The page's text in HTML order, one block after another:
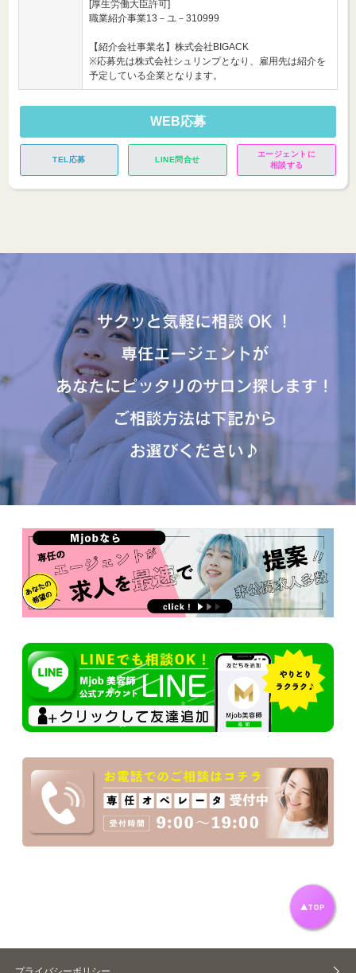
[厚生労働大臣許可]
職業紹介事業13－ユ－310999
【紹介会社事業名】株式会社BIGACK
※応募先は株式会社シュリンプとなり、雇用先は紹介を
予定している企業となります。
WEB応募
TEL応募 LINE問合せ
エージェントに
相談する